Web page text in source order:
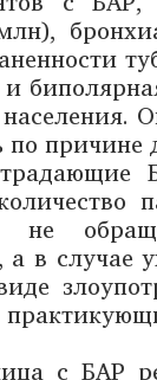
по
не
в случае
с БАР